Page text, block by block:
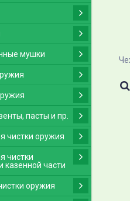
мушки
пасты и пр.
чистки оружия
чистки
казенной части
оружия